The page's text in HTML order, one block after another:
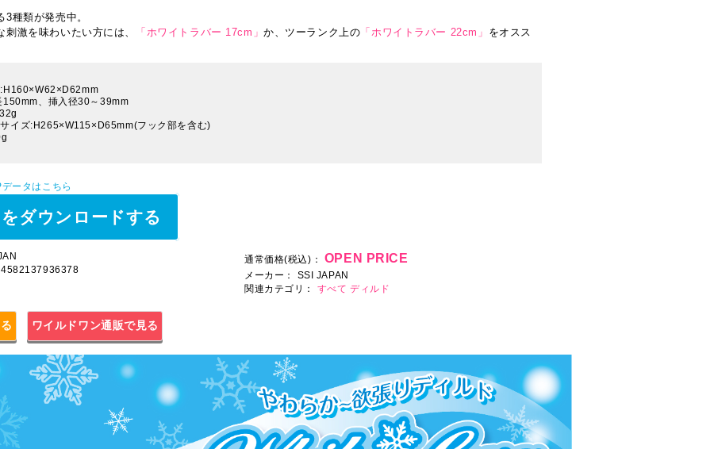
3種類が発売中。
刺激を味わいたい方には、
「ホワイトラバー 17cm」か、ツーランク上の 「ホワイトラバー 22cm」 をオスス
150mm、挿入径30～39mm
イズ:H265×W115×D65mm(フック部を含む)
ータはこちら
ダウンロードする
通常価格(税込)： OPEN PRICE
メーカー：
SSI JAPAN
関連カテゴリ： すべて ディルド
ワイルドワン通販で見る